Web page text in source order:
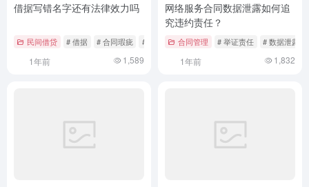
借据写错名字还有法律效力吗
民间借贷 # 借据 # 合同瑕疵 # 民间借贷
1年前 1,589
网络服务合同数据泄露如何追
究违约责任？
合同管理 # 举证责任 # 数据泄露
1年前 1,832